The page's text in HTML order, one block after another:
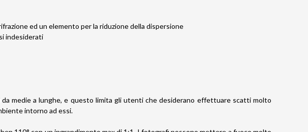
ed un elemento per la riduzione della dispersione
indesiderati
medie a lunghe, e questo limita gli utenti che desiderano effettuare scatti molto
intorno ad essi.